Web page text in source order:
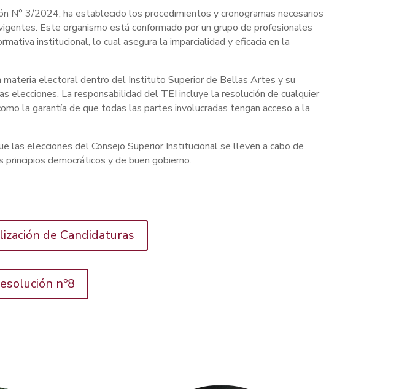
N° 3/2024, ha establecido los procedimientos y cronogramas necesarios
Este organismo está conformado por un grupo de profesionales
institucional, lo cual asegura la imparcialidad y eficacia en la
electoral dentro del Instituto Superior de Bellas Artes y su
elecciones. La responsabilidad del TEI incluye la resolución de cualquier
la garantía de que todas las partes involucradas tengan acceso a la
las elecciones del Consejo Superior Institucional se lleven a cabo de
democráticos y de buen gobierno.
de Candidaturas
nº8